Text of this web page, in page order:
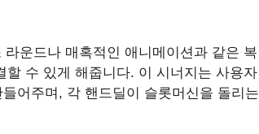
운드나 매혹적인 애니메이션과 같은 복
수 있게 해줍니다. 이 시너지는 사용자
어주며, 각 핸드딜이 슬롯머신을 돌리는